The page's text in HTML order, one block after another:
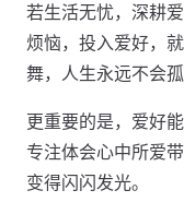
若生活无忧，深耕
烦恼，投入爱好，
舞，人生永远不会孤
更重要的是，爱好
专注体会心中所爱
变得闪闪发光。